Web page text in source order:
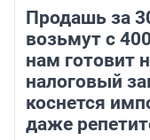
Продашь за
возьмут с
нам готовит
налоговый
коснется
даже